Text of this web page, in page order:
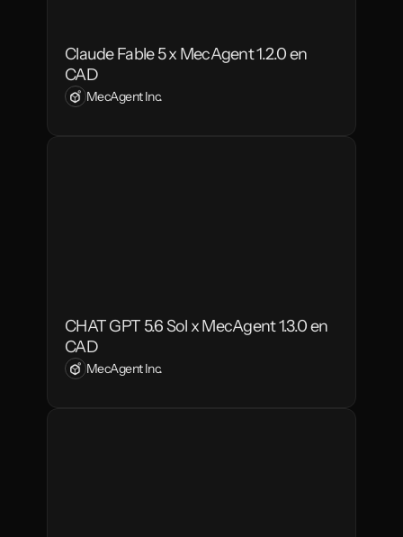
Claude Fable 5 x MecAgent 1.2.0 en
CAD
MecAgent Inc.
CHAT GPT 5.6 Sol x MecAgent 1.3.0 en
CAD
MecAgent Inc.